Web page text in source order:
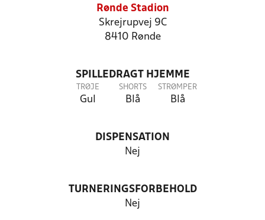
Rønde Stadion
Skrejrupvej 9C
8410 Rønde
SPILLEDRAGT HJEMME
TRØJE
Gul
SHORTS
Blå
STRØMPER
Blå
DISPENSATION
Nej
TURNERINGSFORBEHOLD
Nej